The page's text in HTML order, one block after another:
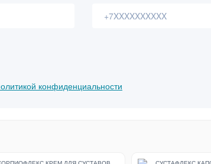
конфиденциальности